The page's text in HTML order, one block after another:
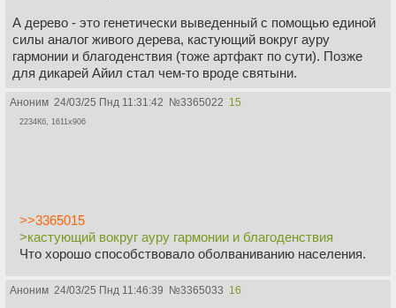
А дерево - это генетически выведенный с помощью единой
силы аналог живого дерева, кастующий вокруг ауру
гармонии и благоденствия (тоже артфакт по сути). Позже
для дикарей Айил стал чем-то вроде святыни.
Аноним 24/03/25 Пнд 11:31:42 №3365022 15
2234Кб, 1611x906
>>3365015
>кастующий вокруг ауру гармонии и благоденствия
Что хорошо способствовало оболваниванию населения.
Аноним 24/03/25 Пнд 11:46:39 №3365033 16